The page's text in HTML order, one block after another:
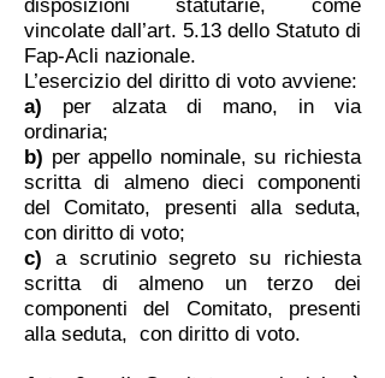
disposizioni statutarie, come
vincolate dall’art. 5.13 dello Statuto di
Fap-Acli nazionale.
L’esercizio del diritto di voto avviene:
a) per alzata di mano, in via
ordinaria;
b) per appello nominale, su richiesta
scritta di almeno dieci componenti
del Comitato, presenti alla seduta,
con diritto di voto;
c) a scrutinio segreto su richiesta
scritta di almeno un terzo dei
componenti del Comitato, presenti
alla seduta, con diritto di voto.